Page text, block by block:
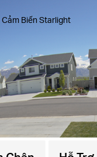
Cảm Biến Starlight